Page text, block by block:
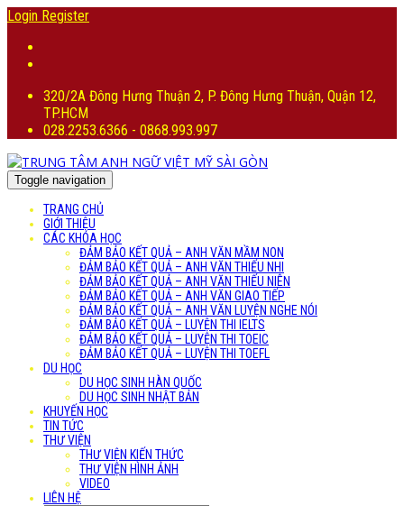
Login Register
320/2A Đông Hưng Thuận 2, P. Đông Hưng Thuận, Quận 12,
TP.HCM
028.2253.6366 - 0868.993.997
Toggle navigation
TRANG CHỦ
GIỚI THIỆU
CÁC KHÓA HỌC
ĐẢM BẢO KẾT QUẢ – ANH VĂN MẦM NON
ĐẢM BẢO KẾT QUẢ – ANH VĂN THIẾU NHI
ĐẢM BẢO KẾT QUẢ – ANH VĂN THIẾU NIÊN
ĐẢM BẢO KẾT QUẢ – ANH VĂN GIAO TIẾP
ĐẢM BẢO KẾT QUẢ – ANH VĂN LUYỆN NGHE NÓI
ĐẢM BẢO KẾT QUẢ – LUYỆN THI IELTS
ĐẢM BẢO KẾT QUẢ – LUYỆN THI TOEIC
ĐẢM BẢO KẾT QUẢ – LUYỆN THI TOEFL
DU HỌC
DU HỌC SINH HÀN QUỐC
DU HỌC SINH NHẬT BẢN
KHUYẾN HỌC
TIN TỨC
THƯ VIỆN
THƯ VIỆN KIẾN THỨC
THƯ VIỆN HÌNH ẢNH
VIDEO
LIÊN HỆ